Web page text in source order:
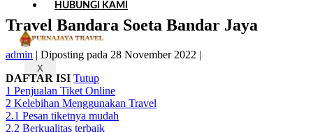
HUBUNGI KAMI
X
Travel Bandara Soeta Bandar Jaya
admin | Diposting pada 28 November 2022 |
DAFTAR ISI Tutup
1 Penjualan Tiket Online
2 Kelebihan Menggunakan Travel
2.1 Pesan tiketnya mudah
2.2 Berkualitas terbaik